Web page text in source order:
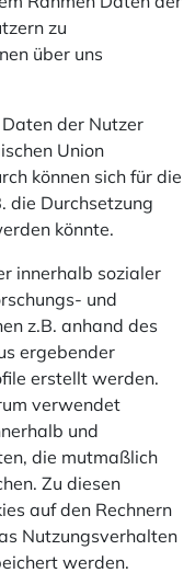
zu
über uns
der Nutzer
Union
können sich für die
die Durchsetzung
könnte.
innerhalb sozialer
und
z.B. anhand des
ergebender
erstellt werden.
verwendet
und
die mutmaßlich
Zu diesen
auf den Rechnern
Nutzungsverhalten
werden.